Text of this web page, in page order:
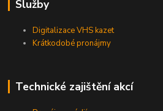
Služby
Digitalizace VHS kazet
Krátkodobé pronájmy
Technické zajištění akcí